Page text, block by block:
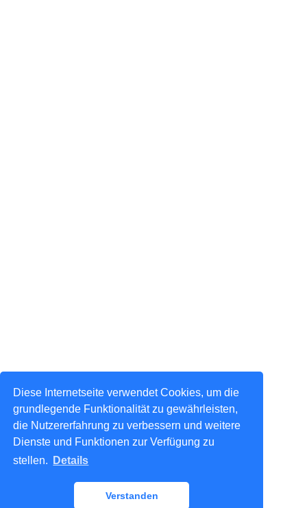
Diese Internetseite verwendet Cookies, um die
grundlegende Funktionalität zu gewährleisten,
die Nutzererfahrung zu verbessern und weitere
Dienste und Funktionen zur Verfügung zu
stellen.
Details
Verstanden